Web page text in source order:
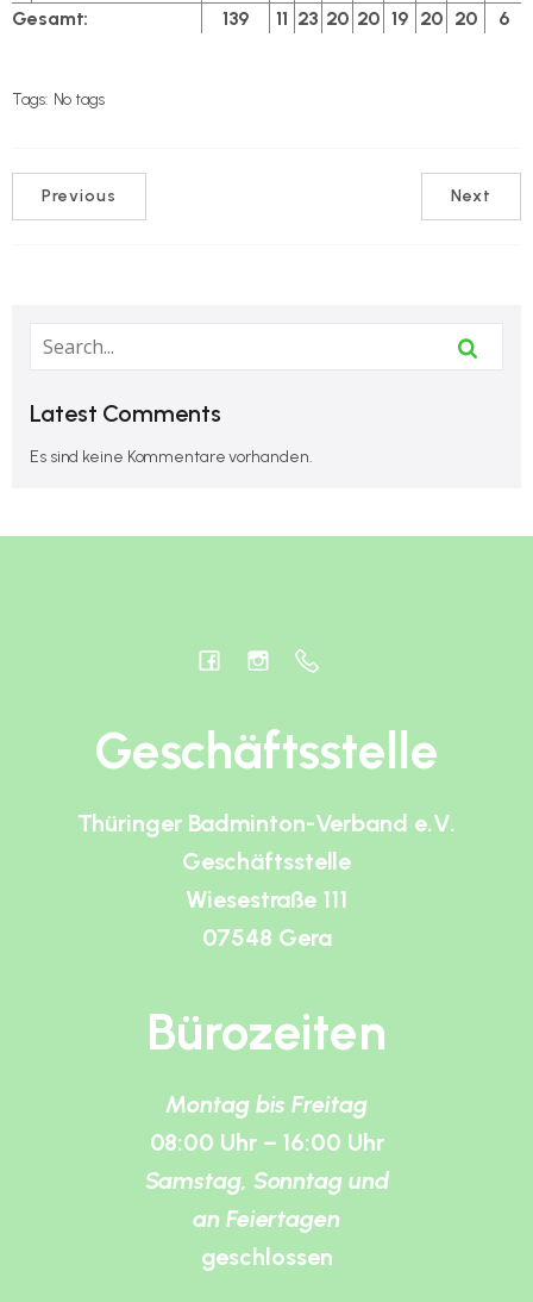
Gesamt:
139 11 23 20 20 19 20 20 6
Tags: No tags
Previous Next
Latest Comments
Es sind keine Kommentare vorhanden.
Geschäftsstelle
Thüringer Badminton-Verband e.V.
Geschäftsstelle
Wiesestraße 111
07548 Gera
Bürozeiten
Montag bis Freitag
08:00 Uhr – 16:00 Uhr
Samstag, Sonntag und
an Feiertagen
geschlossen